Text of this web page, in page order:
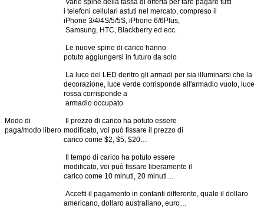
Lasciate un messaggio
Ti richiameremo presto!
Varie spine della tassa di offerta per fare pagare tutti
i telefoni cellulari astuti nel mercato, compreso il
iPhone 3/4/4S/5/5S, iPhone 6/6Plus,
Samsung, HTC, Blackberry ed ecc.
Le nuove spine di carico hanno
potuto aggiungersi in futuro da solo
La luce del LED dentro gli armadi per sia illuminarsi che la
decorazione, luce verde corrisponde all'armadio vuoto, luce
rossa corrisponde a
armadio occupato
Modo di
paga/modo libero
Il prezzo di carico ha potuto essere
modificato, voi può fissare il prezzo di
carico come $2, $5, $20…
Il tempo di carico ha potuto essere
modificato, voi può fissare liberamente il
carico come 10 minuti, 20 minuti…
Accetti il pagamento in contanti differente, quale il dollaro
americano, dollaro australiano, euro…